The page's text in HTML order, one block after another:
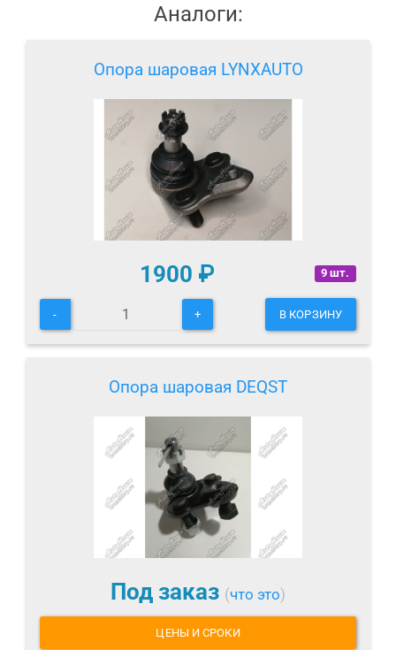
Аналоги:
Опора шаровая LYNXAUTO
9 шт.
1900 ₽
- + В КОРЗИНУ
Опора шаровая DEQST
Под заказ (что это)
ЦЕНЫ И СРОКИ